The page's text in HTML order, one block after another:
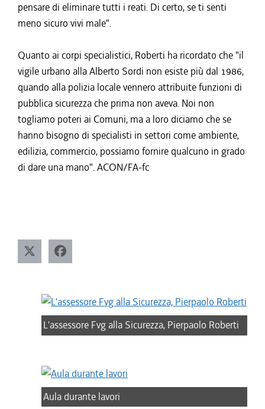
pensare di eliminare tutti i reati. Di certo, se ti senti
meno sicuro vivi male".
Quanto ai corpi specialistici, Roberti ha ricordato che "il
vigile urbano alla Alberto Sordi non esiste più dal 1986,
quando alla polizia locale vennero attribuite funzioni di
pubblica sicurezza che prima non aveva. Noi non
togliamo poteri ai Comuni, ma a loro diciamo che se
hanno bisogno di specialisti in settori come ambiente,
edilizia, commercio, possiamo fornire qualcuno in grado
di dare una mano". ACON/FA-fc
L'assessore Fvg alla Sicurezza, Pierpaolo Roberti
Aula durante lavori